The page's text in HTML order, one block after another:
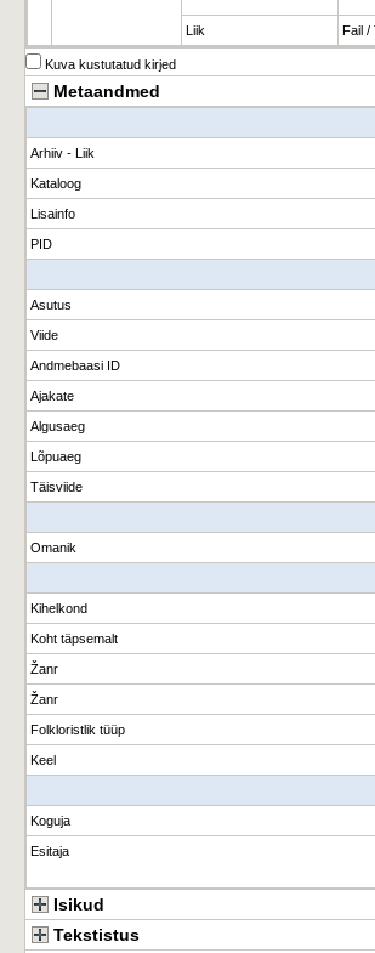
Liik Fail /
Kuva kustutatud kirjed
Metaandmed
Arhiiv - Liik
Kataloog
Lisainfo
PID
Asutus
Viide
Andmebaasi ID
Ajakate
Algusaeg
Lõpuaeg
Täisviide
Omanik
Kihelkond
Koht täpsemalt
Žanr
Žanr
Folkloristlik tüüp
Keel
Koguja
Esitaja
Isikud
Tekstistus